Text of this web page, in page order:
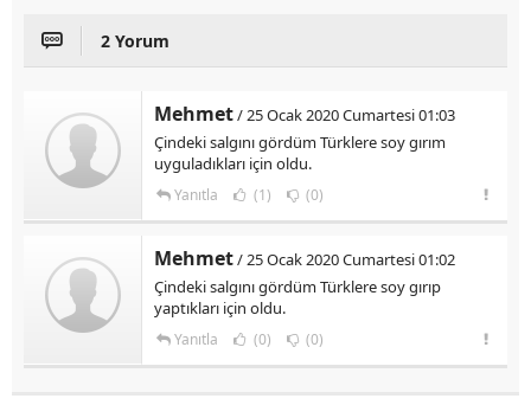
2 Yorum
Mehmet/ 25 Ocak 2020 Cumartesi 01:03
Çindeki salgını gördüm Türklere soy gırım
uyguladıkları için oldu.
Yanıtla (1) (0)
Mehmet/ 25 Ocak 2020 Cumartesi 01:02
Çindeki salgını gördüm Türklere soy gırıp
yaptıkları için oldu.
Yanıtla (0) (0)